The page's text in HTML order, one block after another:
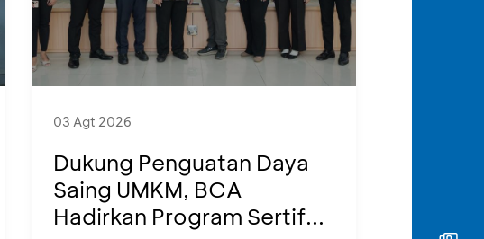
03 Agt 2026
Dukung Penguatan Daya
Saing UMKM, BCA
Hadirkan Program Sertif...